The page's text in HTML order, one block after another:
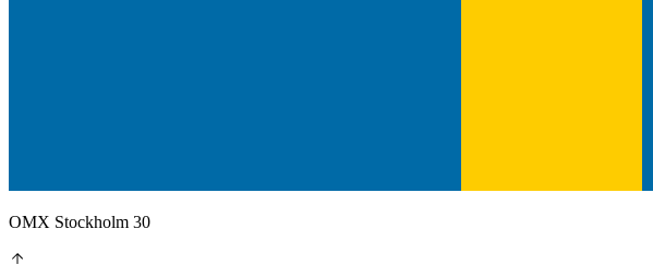
OMX Stockholm 30